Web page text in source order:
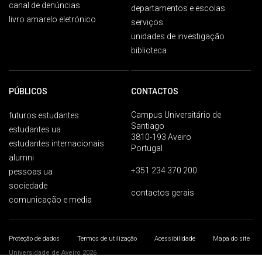
canal de denúncias
livro amarelo eletrónico
departamentos e escolas
serviços
unidades de investigação
biblioteca
PÚBLICOS
futuros estudantes
estudantes ua
estudantes internacionais
alumni
pessoas ua
sociedade
comunicação e media
CONTACTOS
Campus Universitário de
Santiago
3810-193 Aveiro
Portugal
+351 234 370 200
contactos gerais
Proteção de dados Termos de utilização Acessibilidade
Mapa do site
Universidade de Aveiro 2026